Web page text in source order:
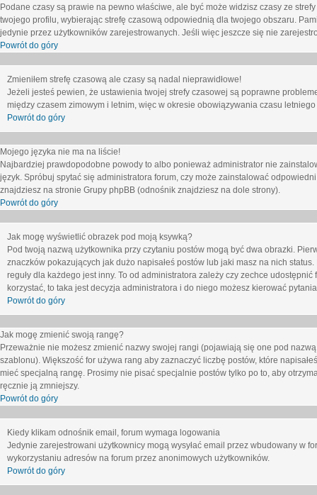
Podane czasy są prawie na pewno właściwe, ale być może widzisz czasy ze
twojego profilu, wybierając strefę czasową odpowiednią dla twojego obszaru.
jedynie przez użytkowników zarejestrowanych. Jeśli więc jeszcze się nie
Powrót do góry
Zmieniłem strefę czasową ale czasy są nadal nieprawidłowe!
Jeżeli jesteś pewien, że ustawienia twojej strefy czasowej są poprawne
między czasem zimowym i letnim, więc w okresie obowiązywania czasu
Powrót do góry
Mojego języka nie ma na liście!
Najbardziej prawdopodobne powody to albo ponieważ administrator nie
język. Spróbuj spytać się administratora forum, czy może zainstalować
znajdziesz na stronie Grupy phpBB (odnośnik znajdziesz na dole strony).
Powrót do góry
Jak mogę wyświetlić obrazek pod moją ksywką?
Pod twoją nazwą użytkownika przy czytaniu postów mogą być dwa obrazki.
znaczków pokazujących jak dużo napisałeś postów lub jaki masz na nich
reguły dla każdego jest inny. To od administratora zależy czy zechce
korzystać, to taka jest decyzja administratora i do niego możesz kierować
Powrót do góry
Jak mogę zmienić swoją rangę?
Przeważnie nie możesz zmienić nazwy swojej rangi (pojawiają się one pod
szablonu). Większość for używa rang aby zaznaczyć liczbę postów, które
mieć specjalną rangę. Prosimy nie pisać specjalnie postów tylko po to, aby
ręcznie ją zmniejszy.
Powrót do góry
Kiedy klikam odnośnik email, forum wymaga logowania
Jedynie zarejestrowani użytkownicy mogą wysyłać email przez wbudowany w
wykorzystaniu adresów na forum przez anonimowych użytkowników.
Powrót do góry